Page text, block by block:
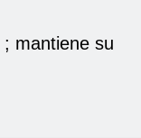
mantiene su